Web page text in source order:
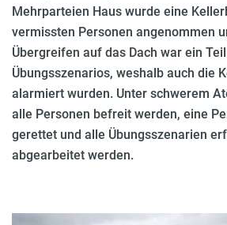
Mehrparteien Haus wurde eine
vermissten Personen angenommen
Übergreifen auf das Dach war ein
Übungsszenarios, weshalb auch die
alarmiert wurden. Unter schwerem
alle Personen befreit werden, eine
gerettet und alle Übungsszenarien
abgearbeitet werden.